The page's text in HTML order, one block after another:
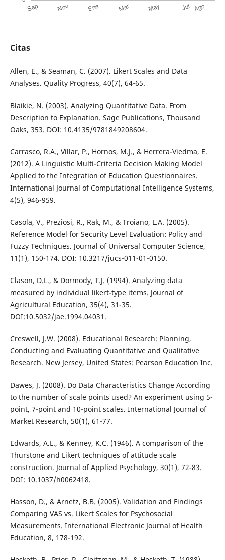
Citas
Allen, E., & Seaman, C. (2007). Likert Scales and Data
Analyses. Quality Progress, 40(7), 64-65.
Blaikie, N. (2003). Analyzing Quantitative Data. From
Description to Explanation. Sage Publications, Thousand
Oaks, 353. DOI: 10.4135/9781849208604.
Carrasco, R.A., Villar, P., Hornos, M.J., & Herrera-Viedma, E.
(2012). A Linguistic Multi-Criteria Decision Making Model
Applied to the Integration of Education Questionnaires.
International Journal of Computational Intelligence Systems,
4(5), 946-959.
Casola, V., Preziosi, R., Rak, M., & Troiano, L.A. (2005).
Reference Model for Security Level Evaluation: Policy and
Fuzzy Techniques. Journal of Universal Computer Science,
11(1), 150-174. DOI: 10.3217/jucs-011-01-0150.
Clason, D.L., & Dormody, T.J. (1994). Analyzing data
measured by individual likert-type items. Journal of
Agricultural Education, 35(4), 31-35.
DOI:10.5032/jae.1994.04031.
Creswell, J.W. (2008). Educational Research: Planning,
Conducting and Evaluating Quantitative and Qualitative
Research. New Jersey, United States: Pearson Education Inc.
Dawes, J. (2008). Do Data Characteristics Change According
to the number of scale points used? An experiment using 5-
point, 7-point and 10-point scales. International Journal of
Market Research, 50(1), 61-77.
Edwards, A.L., & Kenney, K.C. (1946). A comparison of the
Thurstone and Likert techniques of attitude scale
construction. Journal of Applied Psychology, 30(1), 72-83.
DOI: 10.1037/h0062418.
Hasson, D., & Arnetz, B.B. (2005). Validation and Findings
Comparing VAS vs. Likert Scales for Psychosocial
Measurements. International Electronic Journal of Health
Education, 8, 178-192.